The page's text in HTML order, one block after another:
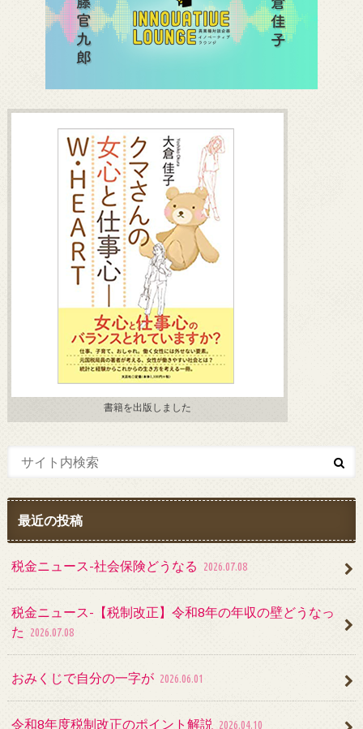
書籍を出版しました
最近の投稿
税金ニュース-社会保険どうなる 2026.07.08
税金ニュース-【税制改正】令和8年の年収の壁どうなっ
た
2026.07.08
おみくじで自分の一字が 2026.06.01
令和8年度税制改正のポイント解説 2026.04.10